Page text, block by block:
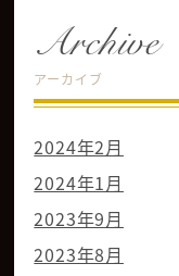
Archive
アーカイブ
2024年2月
2024年1月
2023年9月
2023年8月